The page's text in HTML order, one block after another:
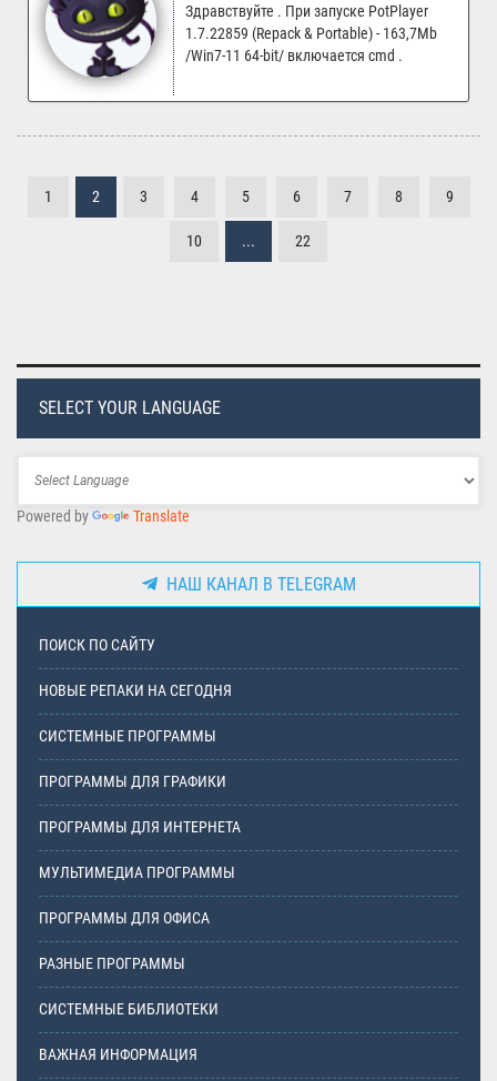
Здравствуйте . При запуске PotPlayer
1.7.22859 (Repack & Portable) - 163,7Mb
/Win7-11 64-bit/ включается cmd .
1 2 3 4 5 6 7 8 9
10 ... 22
SELECT YOUR LANGUAGE
Powered by Translate
НАШ КАНАЛ В TELEGRAM
ПОИСК ПО САЙТУ
НОВЫЕ РЕПАКИ НА СЕГОДНЯ
СИСТЕМНЫЕ ПРОГРАММЫ
ПРОГРАММЫ ДЛЯ ГРАФИКИ
ПРОГРАММЫ ДЛЯ ИНТЕРНЕТА
МУЛЬТИМЕДИА ПРОГРАММЫ
ПРОГРАММЫ ДЛЯ ОФИСА
РАЗНЫЕ ПРОГРАММЫ
СИСТЕМНЫЕ БИБЛИОТЕКИ
ВАЖНАЯ ИНФОРМАЦИЯ